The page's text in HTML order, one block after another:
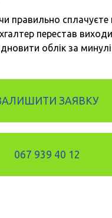
правильно
перестав
облік за
ЗАЯВКУ
067 939 40 12